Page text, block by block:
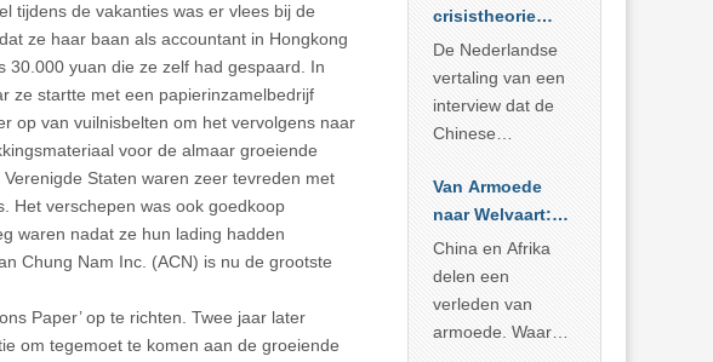
tijdens de vakanties was er vlees bij de
ze haar baan als accountant in Hongkong
30.000 yuan die ze zelf had gespaard. In
ze startte met een papierinzamelbedrijf
op van vuilnisbelten om het vervolgens naar
voor de almaar groeiende
Staten waren zeer tevreden met
Het verschepen was ook goedkoop
waren nadat ze hun lading hadden
Chung Nam Inc. (ACN) is nu de grootste
Paper’ op te richten. Twee jaar later
om tegemoet te komen aan de groeiende
crisistheorie
voor vandaag
De Nederlandse
vertaling van een
interview dat de
Chinese
Sociale
Wetenschappen
afnam van de
Britse
marxistische
econoom Michael
Van Armoede
naar Welvaart:
Wat Afrika kan
leren van
China’s
economisch
China en Afrika
delen een
verleden van
armoede. Waar